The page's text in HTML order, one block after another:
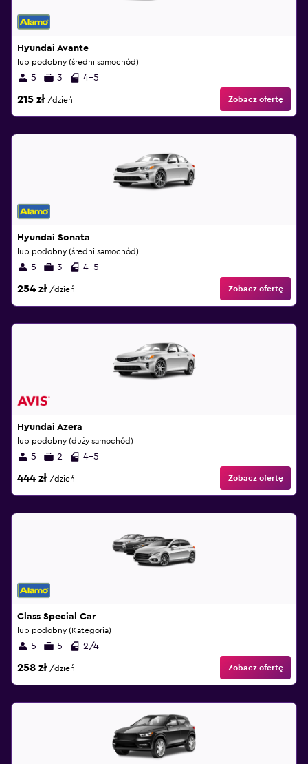
Hyundai Avante
lub podobny (średni samochód)
5 3 4-5
215 zł /dzień Zobacz ofertę
Hyundai Sonata
lub podobny (średni samochód)
5 3 4-5
254 zł /dzień Zobacz ofertę
Hyundai Azera
lub podobny (duży samochód)
5 2 4-5
444 zł /dzień Zobacz ofertę
Class Special Car
lub podobny (Kategoria)
5 5 2/4
258 zł /dzień Zobacz ofertę